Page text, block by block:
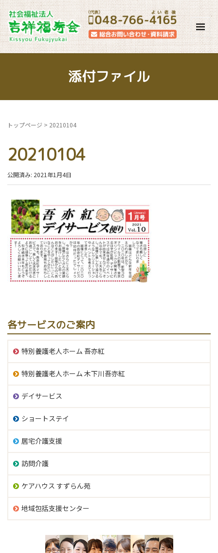
添付ファイル
トップページ > 20210104
20210104
公開済み: 2021年1月4日
各サービスのご案内
特別養護老人ホーム 吾亦紅
特別養護老人ホーム 木下川吾亦紅
デイサービス
ショートステイ
居宅介護支援
訪問介護
ケアハウス すずらん苑
地域包括支援センター